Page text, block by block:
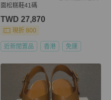
面松糕鞋41碼
TWD 27,870
現折 800
近新閒置品 香港 免運